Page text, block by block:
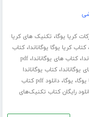
کریا یوگا، تکنیک های کریا
،کتاب کریا یوگا یوگاناندا،کتاب
،کتاب های یوگاناندا،pdf
یوگاناندا،کتاب یوگاناندا
، یوگا،
دانلود pdf کتاب
رایگان کتاب تکنیک‌های